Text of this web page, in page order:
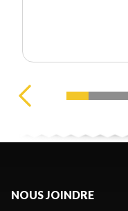
NOUS JOINDRE